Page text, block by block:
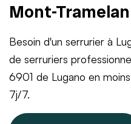
Mont-Tramelan
Besoin d'un serrurier à
de serruriers
6901 de Lugano en
7j/7.